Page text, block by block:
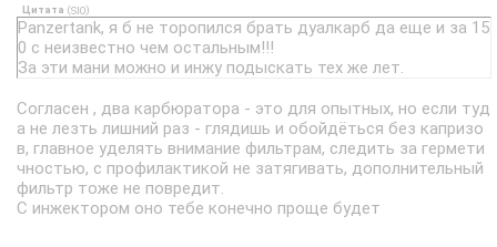
Цитата (SIO)
Panzertank, я б не торопился брать дуалкарб да еще и за 15
0 с неизвестно чем остальным!!!
За эти мани можно и инжу подыскать тех же лет.
Согласен , два карбюратора - это для опытных, но если туд
а не лезть лишний раз - глядишь и обойдёться без капризо
в, главное уделять внимание фильтрам, следить за гермети
чностью, с профилактикой не затягивать, дополнительный
фильтр тоже не повредит.
С инжектором оно тебе конечно проще будет